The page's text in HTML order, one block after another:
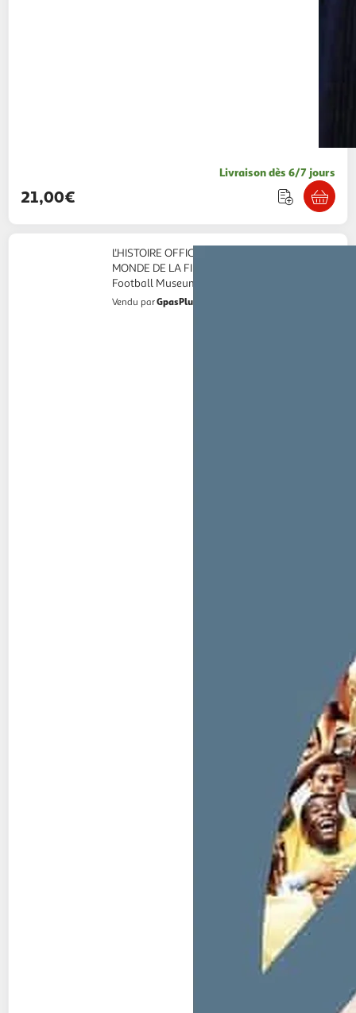
Livraison dès 6/7 jours
21,00€
L'HISTOIRE OFFICIELLE DE LA COUPE DU
MONDE DE LA FIFA. 3E EDITION, FIFA World
Football Museum
Vendu parGpasPlus